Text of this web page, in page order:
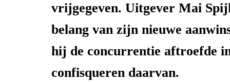
vrijgegeven. Uitgever Mai
belang van zijn nieuwe
hij de concurrentie aftroefde
confisqueren daarvan.